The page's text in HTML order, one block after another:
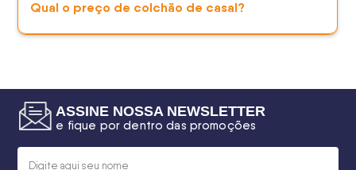
Qual o preço de colchão de casal?
ASSINE NOSSA NEWSLETTER
e fique por dentro das promoções